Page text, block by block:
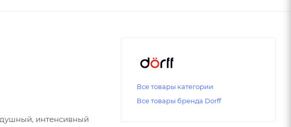
интенсивный
Все товары категории
Все товары бренда Dorff